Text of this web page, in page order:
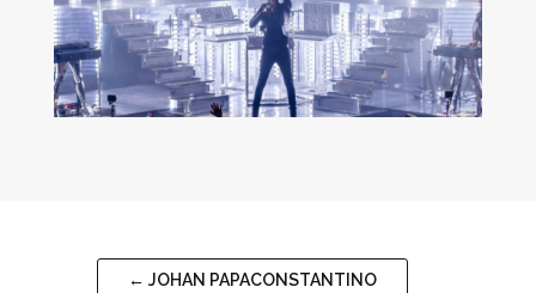
← JOHAN PAPACONSTANTINO